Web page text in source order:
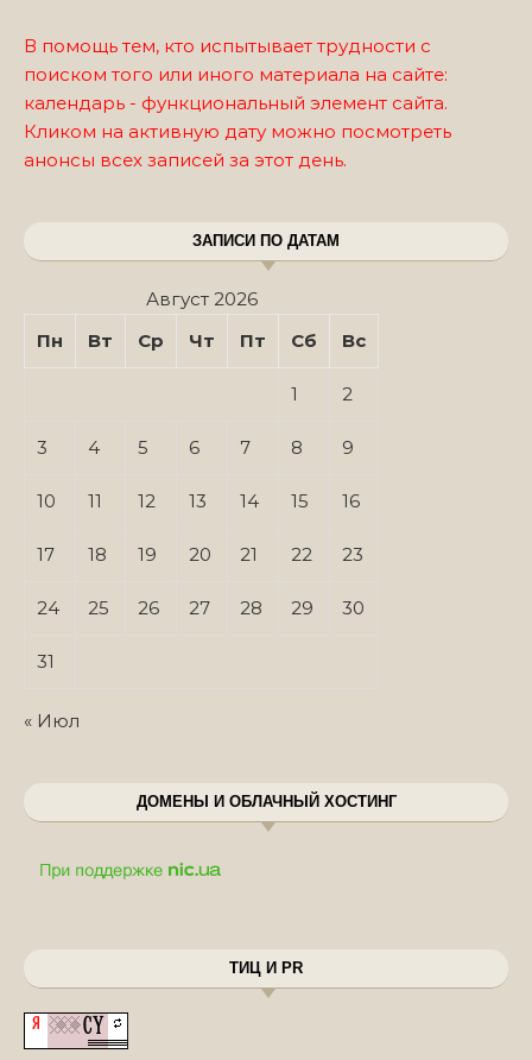
В помощь тем, кто испытывает трудности с
поиском того или иного материала на сайте:
календарь - функциональный элемент сайта.
Кликом на активную дату можно посмотреть
анонсы всех записей за этот день.
ЗАПИСИ ПО ДАТАМ
Август 2026
Пн
Вт Ср Чт Пт Сб Вс
1 2
3 4 5 6 7 8 9
10 11 12 13 14 15 16
17 18 19 20 21 22 23
24 25 26 27 28 29 30
31
« Июл
ДОМЕНЫ И ОБЛАЧНЫЙ ХОСТИНГ
ТИЦ И PR